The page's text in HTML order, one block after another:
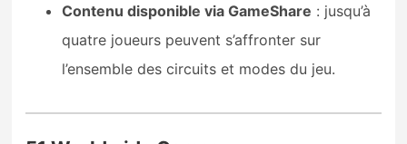
Contenu disponible via GameShare : jusqu’à
quatre joueurs peuvent s’affronter sur
l’ensemble des circuits et modes du jeu.